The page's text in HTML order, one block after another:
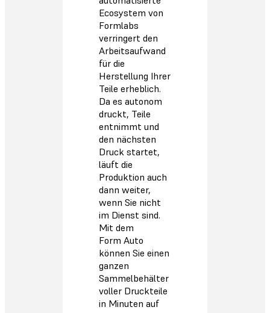
Ecosystem von
Formlabs
verringert den
Arbeitsaufwand
für die
Herstellung Ihrer
Teile erheblich.
Da es autonom
druckt, Teile
entnimmt und
den nächsten
Druck startet,
läuft die
Produktion auch
dann weiter,
wenn Sie nicht
im Dienst sind.
Mit dem
Form Auto
können Sie einen
ganzen
Sammelbehälter
voller Druckteile
in Minuten auf